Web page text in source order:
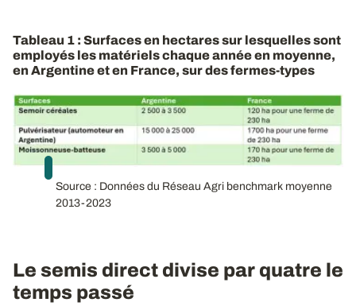
Tableau 1 : Surfaces en hectares sur lesquelles sont
employés les matériels chaque année en moyenne,
en Argentine et en France, sur des fermes-types
Source : Données du Réseau Agri benchmark moyenne
2013-2023
Le semis direct divise par quatre le
temps passé